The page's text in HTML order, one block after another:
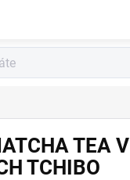
TEA V
TCHIBO